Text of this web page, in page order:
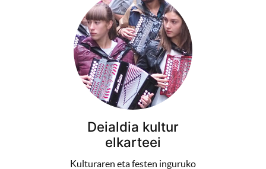
Deialdia kultur
elkarteei
Kulturaren eta festen inguruko